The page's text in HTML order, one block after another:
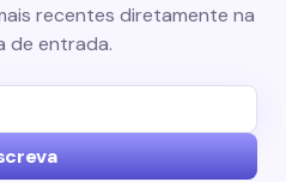
recentes diretamente na
de entrada.